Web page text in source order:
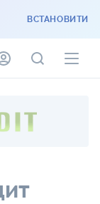
ВСТАНОВИТИ